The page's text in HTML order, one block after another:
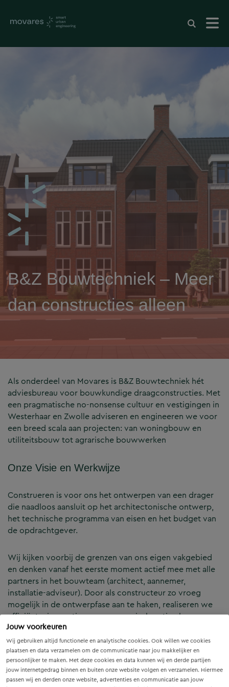
Jouw voorkeuren
Wij gebruiken altijd functionele en analytische cookies. Ook willen we cookies
plaatsen en data verzamelen om de communicatie naar jou makkelijker en
persoonlijker te maken. Met deze cookies en data kunnen wij en derde partijen
jouw internetgedrag binnen en buiten onze website volgen en verzamelen. Hiermee
passen wij en derden onze website, advertenties en communicatie aan jouw
B&Z Bouwtechniek – Meer
dan constructies alleen
Als onderdeel van Movares is B&Z Bouwtechniek hét
adviesbureau voor bouwkundige draagconstructies. Met
een pragmatische no-nonsense cultuur en vestigingen in
Westerhaar en Zwolle adviseren en engineeren we voor
een breed scala aan projecten: van woningbouw en
utiliteitsbouw tot agrarische bouwwerken
Onze Visie en Werkwijze
Construeren is voor ons het ontwerpen van een drager
die naadloos aansluit op het architectonische ontwerp,
het technische programma van eisen en het budget van
de opdrachtgever.
Wij kijken voorbij de grenzen van ons eigen vakgebied
en denken vanaf het eerste moment actief mee met alle
partners in het bouwteam (architect, aannemer,
installatie-adviseur). Door als constructeur zo vroeg
mogelijk in de ontwerpfase aan te haken, realiseren we
efficiënte, innovatieve en economisch optimale
constructies — voor zowel nieuwbouw als renovatie.
Onze Expertises en Activiteiten
B&Z Bouwtechniek verzorgt het volledige constructieve